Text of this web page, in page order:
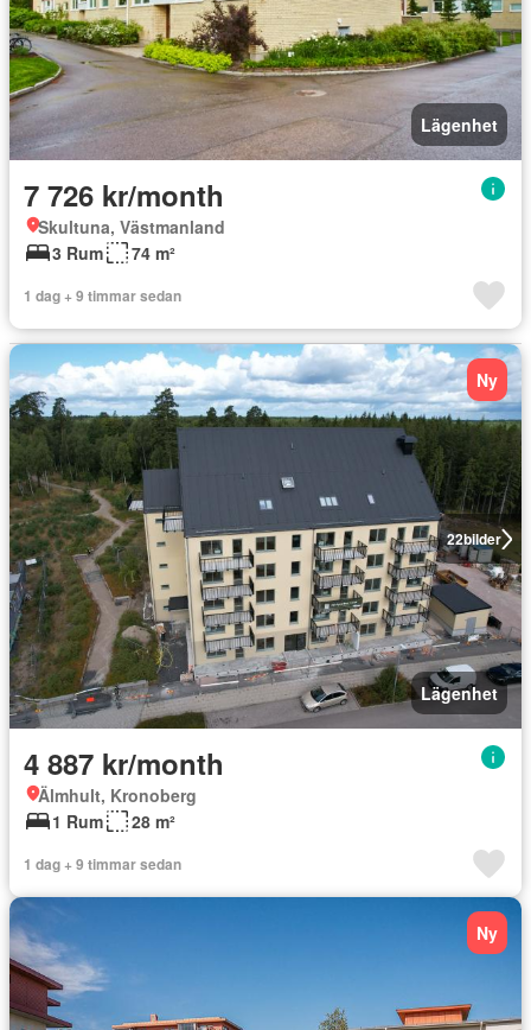
Lägenhet
7 726 kr/month
Skultuna, Västmanland
3 Rum
74 m²
1 dag + 9 timmar sedan
22bilder
Ny
Lägenhet
4 887 kr/month
Älmhult, Kronoberg
1 Rum
28 m²
1 dag + 9 timmar sedan
Ny